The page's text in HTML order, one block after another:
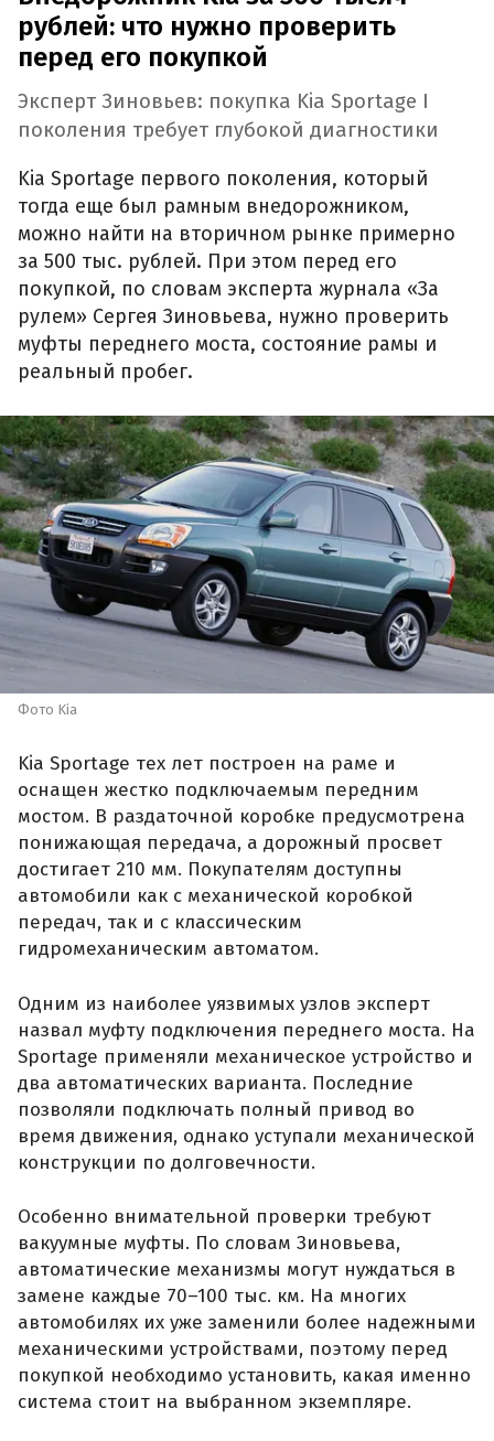
рублей: что нужно проверить
перед его покупкой
Эксперт Зиновьев: покупка Kia Sportage I
поколения требует глубокой диагностики
Kia Sportage первого поколения, который
тогда еще был рамным внедорожником,
можно найти на вторичном рынке примерно
за 500 тыс. рублей. При этом перед его
покупкой, по словам эксперта журнала «За
рулем» Сергея Зиновьева, нужно проверить
муфты переднего моста, состояние рамы и
реальный пробег.
Фото Kia
Kia Sportage тех лет построен на раме и
оснащен жестко подключаемым передним
мостом. В раздаточной коробке предусмотрена
понижающая передача, а дорожный просвет
достигает 210 мм. Покупателям доступны
автомобили как с механической коробкой
передач, так и с классическим
гидромеханическим автоматом.
Одним из наиболее уязвимых узлов эксперт
назвал муфту подключения переднего моста. На
Sportage применяли механическое устройство и
два автоматических варианта. Последние
позволяли подключать полный привод во
время движения, однако уступали механической
конструкции по долговечности.
Особенно внимательной проверки требуют
вакуумные муфты. По словам Зиновьева,
автоматические механизмы могут нуждаться в
замене каждые 70–100 тыс. км. На многих
автомобилях их уже заменили более надежными
механическими устройствами, поэтому перед
покупкой необходимо установить, какая именно
система стоит на выбранном экземпляре.